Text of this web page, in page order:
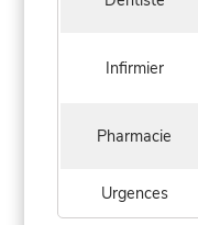
Infirmier
Pharmacie
Urgences